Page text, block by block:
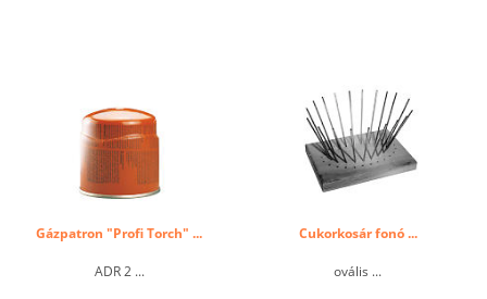
Gázpatron "Profi Torch" ...
ADR 2 ...
Cukorkosár fonó ...
ovális ...